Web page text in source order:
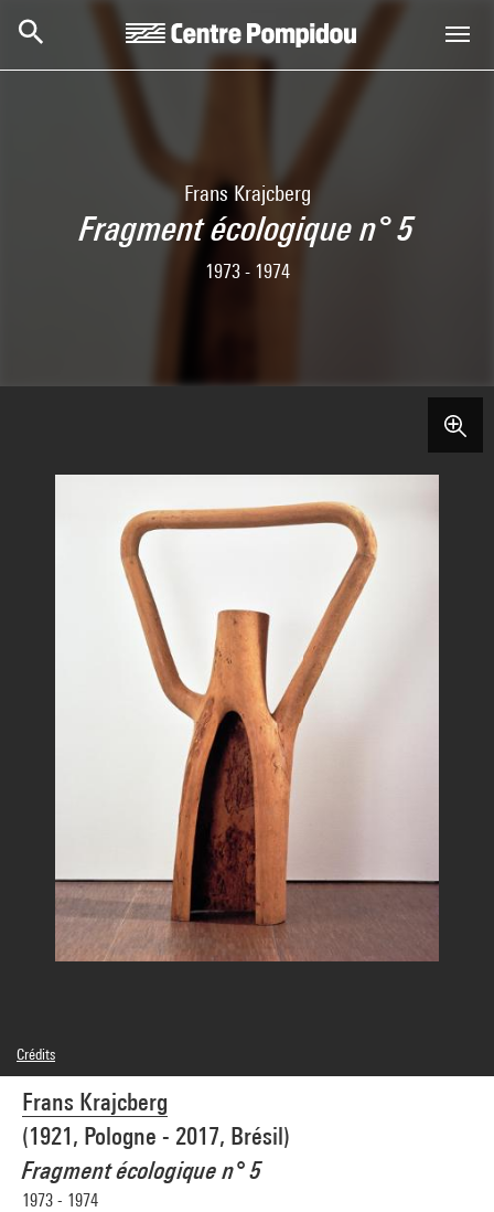
Frans Krajcberg
Fragment écologique n° 5
1973 - 1974
Frans Krajcberg
(1921, Pologne - 2017, Brésil)
Fragment écologique n° 5
1973 - 1974
Crédits
© Frans Krajcberg
Crédit photographique : Centre Pompidou, MNAM-CCI/Jacques Faujour/Dist.
GrandPalaisRmn
Réf. image : 4R05836 [1997 CX 0605]
Diffusion image : GrandPalaisRmnPhoto